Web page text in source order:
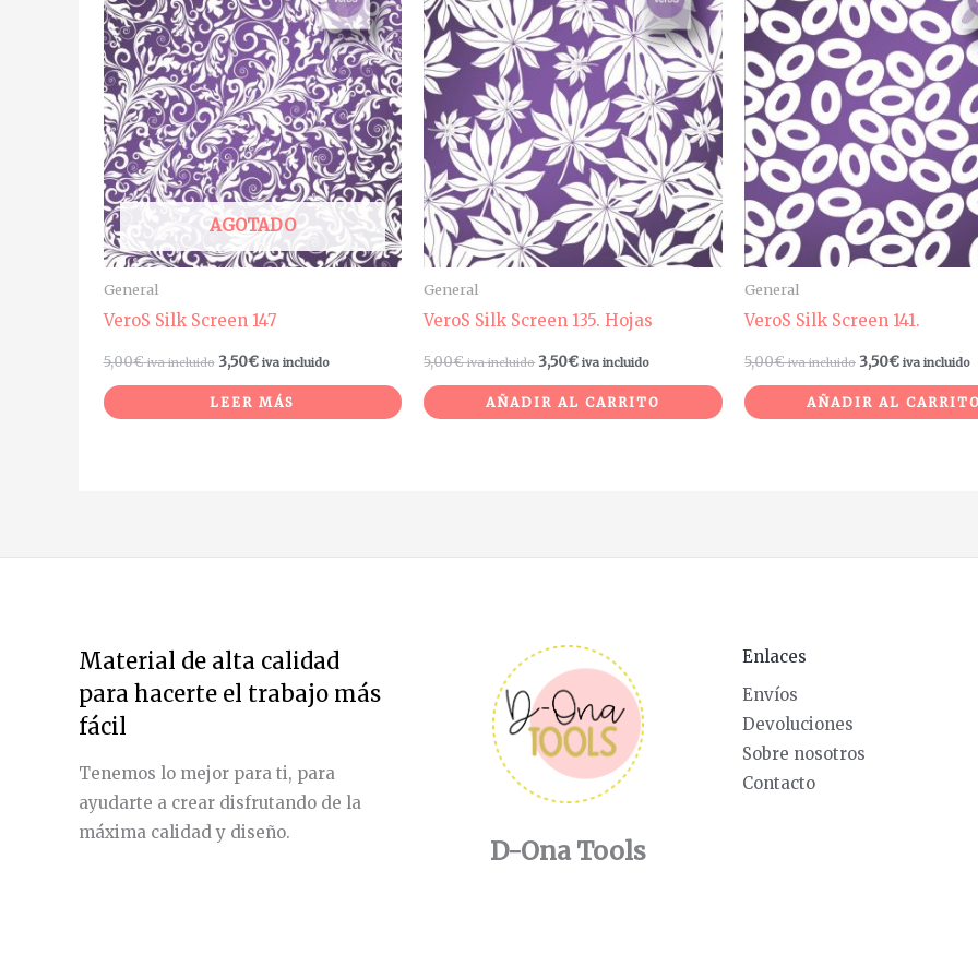
AGOTADO
General
VeroS Silk Screen 147
5,00€ iva incluido 3,50€ iva incluido
LEER MÁS
General
VeroS Silk Screen 135. Hojas
5,00€ iva incluido 3,50€ iva incluido
AÑADIR AL CARRITO
General
VeroS Silk Screen 141.
5,00€ iva incluido 3,50€ iva incluido
AÑADIR AL
Material de alta calidad
para hacerte el trabajo más
fácil
Tenemos lo mejor para ti, para
ayudarte a crear disfrutando de la
máxima calidad y diseño.
D-Ona Tools
Enlaces
Envíos
Devoluciones
Sobre nosotros
Contacto